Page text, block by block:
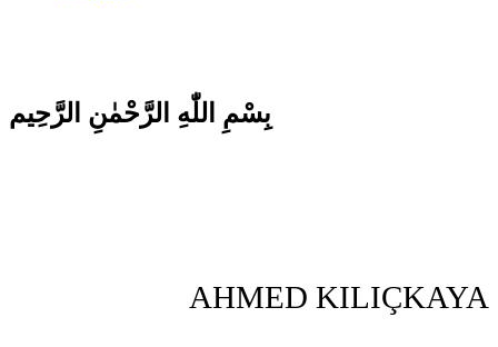
بِسْمِ اللّٰهِ الرَّحْمٰنِ الرَّحِيم
AHMED KILIÇKAYA